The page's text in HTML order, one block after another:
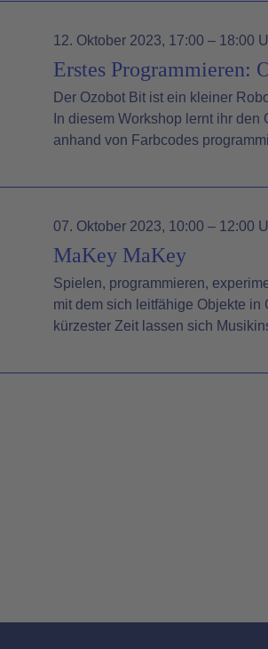
12. Oktober 2023, 17:00 – 18:00
Erstes Programmieren:
Der Ozobot Bit ist ein kleiner
In diesem Workshop lernt ihr
anhand von Farbcodes
07. Oktober 2023, 10:00 – 12:00
MaKey MaKey
Spielen, programmieren,
mit dem sich leitfähige Objekte
kürzester Zeit lassen sich